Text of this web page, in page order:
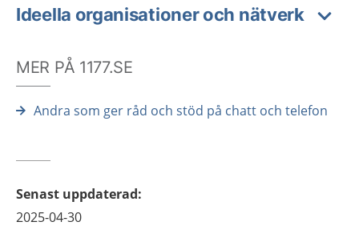
Ideella organisationer och nätverk
MER PÅ 1177.SE
Andra som ger råd och stöd på chatt och telefon
Senast uppdaterad:
2025-04-30